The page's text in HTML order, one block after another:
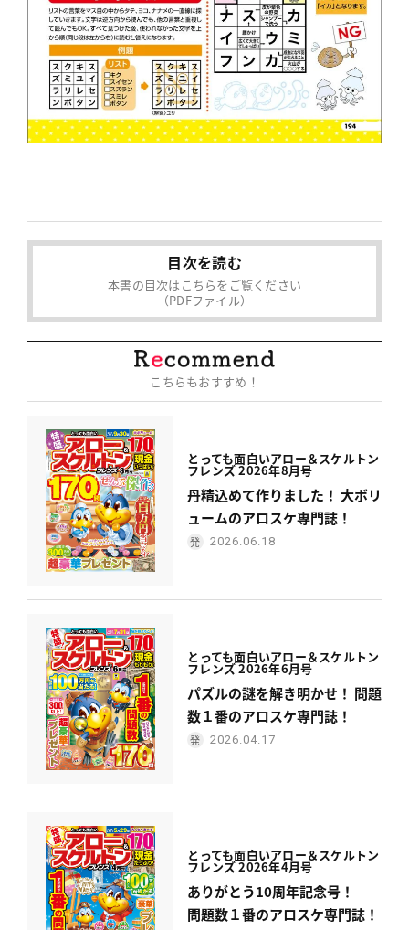
目次を読む
本書の目次はこちらをご覧ください
（PDFファイル）
こちらもおすすめ！
とっても面白いアロー＆スケルトン
フレンズ 2026年8月号
丹精込めて作りました！ 大ボリ
ュームのアロスケ専門誌！
2026.06.18
とっても面白いアロー＆スケルトン
フレンズ 2026年6月号
パズルの謎を解き明かせ！ 問題
数１番のアロスケ専門誌！
2026.04.17
とっても面白いアロー＆スケルトン
フレンズ 2026年4月号
ありがとう10周年記念号！
問題数１番のアロスケ専門誌！